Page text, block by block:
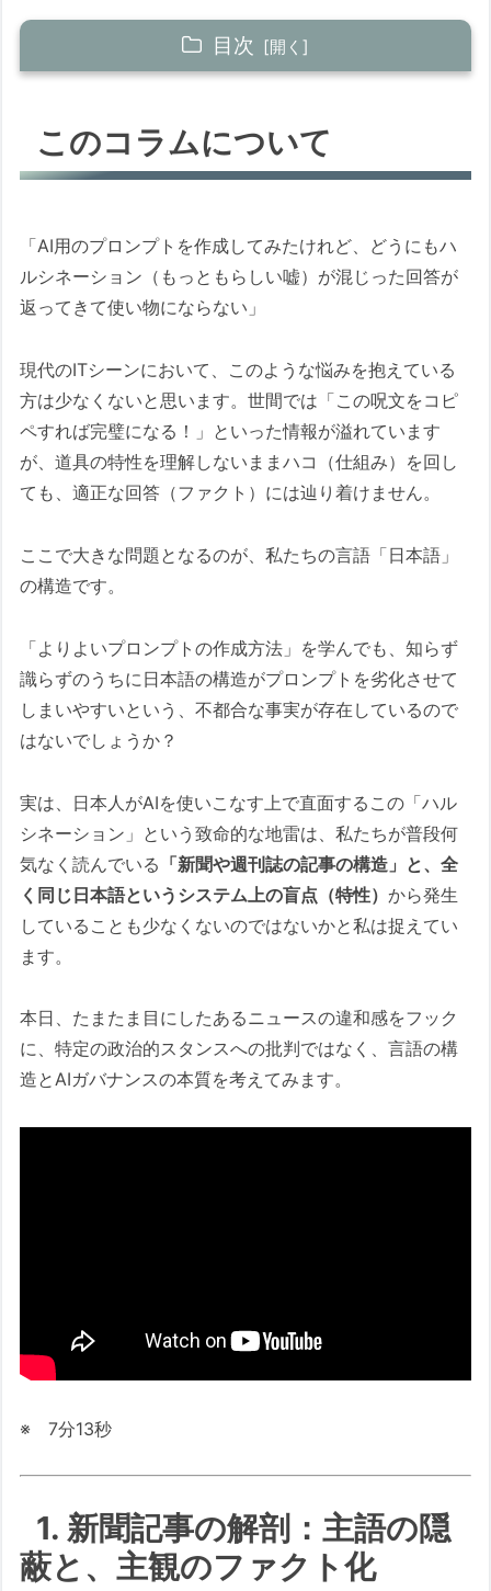
目次
1. 新聞記事の解剖：主語の隠蔽と、主観のファ
クト化
でAIプロンプトが劣化/破損するの
か？
2. AIプロンプトにおける「主語なき自爆」
3. sage（賢者）のAI協働術：「仕様漏れ」を
先回りしてロックする
4. 結び
このコラムについて
「AI用のプロンプトを作成してみたけれど、どうにもハ
ルシネーション（もっともらしい嘘）が混じった回答が
返ってきて使い物にならない」
現代のITシーンにおいて、このような悩みを抱えている
方は少なくないと思います。世間では「この呪文をコピ
ペすれば完璧になる！」といった情報が溢れています
が、道具の特性を理解しないままハコ（仕組み）を回し
ても、適正な回答（ファクト）には辿り着けません。
ここで大きな問題となるのが、私たちの言語「日本語」
の構造です。
「よりよいプロンプトの作成方法」を学んでも、知らず
識らずのうちに日本語の構造がプロンプトを劣化させて
しまいやすいという、不都合な事実が存在しているので
はないでしょうか？
実は、日本人がAIを使いこなす上で直面するこの「ハル
シネーション」という致命的な地雷は、私たちが普段何
気なく読んでいる 「新聞や週刊誌の記事の構造」と、全
く同じ日本語というシステム上の盲点（特性）から発生
していることも少なくないのではないかと私は捉えてい
ます。
本日、たまたま目にしたあるニュースの違和感をフック
に、特定の政治的スタンスへの批判ではなく、言語の構
造とAIガバナンスの本質を考えてみます。
※ 7分13秒
1. 新聞記事の解剖：主語の隠
蔽と、主観のファクト化